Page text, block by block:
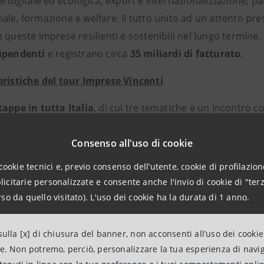
Consenso all'uso di cookie
tecnici e, previo consenso dell’utente, cookie di
personalizzate e consente anche l'invio di cookie di
da quello visitato). L'uso dei cookie ha la durata di 1 anno.
[x] di chiusura del banner, non acconsenti all’uso dei
Non potremo, perciò, personalizzare la tua esperienza di
formazione e welfare. Il tutto unito ad un attento
queste imprese resilienti e sostenibili nel lungo
e registrano circa 35 miliardi di fatturato.
del tour Imprese Vincenti
in tutta Italia, di cui tre tematiche e un incontro
e proporrà il confronto a più voci sui fattori di
cultura del rischio e sulla protezione come leva
della Divisione International Banks di Intesa
lavorano in stretta connessione con le PMI italiane.
l’esperienza maturata nel corso di questi anni di